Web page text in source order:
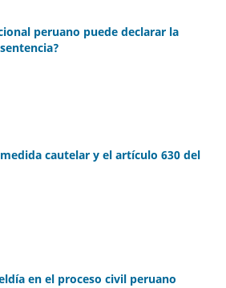
peruano puede declarar la
cautelar y el artículo 630 del
en el proceso civil peruano